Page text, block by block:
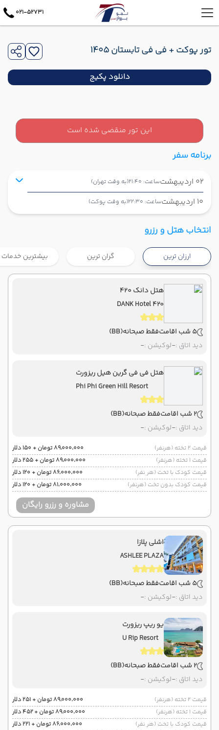
021-52731
تور پوکت + فی فی تابستان 1405
دانلود پکیج
این تور منقضی شده است
برنامه سفر
02 اردیبهشت ساعت: 21:40 (به وقت تهران)
10 اردیبهشت ساعت: 22:30 (به وقت پوکت)
شروع سفر تهران ,
نوع سفر :هواییEconomy ماهان
ساعت حرکت :21:40
07:00
پایان سفر
فرودگاه بین‌المللی پوکت HKT
تهران ,
نوع سفر :هواییEconomy
انتخاب هتل و رزرو
ارزان ترین گران ترین بیشترین خدمات
هتل دانک ۴۲۰
DANK Hotel 420
5 شب اقامت فقط صبحانه(BB)
دید اتاق :-لوکیشن :-
هتل فی فی گرین هیل ریزورت
Phi Phi Green Hill Resort
2 شب اقامت فقط صبحانه(BB)
دید اتاق :-لوکیشن :-
قیمت 2 تخته (هرنفر)
۸۹٬۰۰۰٬۰۰۰ تومان + ۱۵۰ دلار
قیمت 1 تخته (هرنفر)
۸۹٬۰۰۰٬۰۰۰ تومان + ۲۵۵ دلار
قیمت کودک با تخت (هر نفر)
۸۶٬۰۰۰٬۰۰۰ تومان + ۱۲۰ دلار
قیمت کودک بدون تخت (هرنفر)
۸۱٬۰۰۰٬۰۰۰ تومان + ۱۲۰ دلار
مشاوره و رزرو رایگان
اشلی پلازا
ASHLEE PLAZA
5 شب اقامت فقط صبحانه(BB)
دید اتاق :-لوکیشن :-
یو ریپ ریزورت
U Rip Resort
2 شب اقامت فقط صبحانه(BB)
دید اتاق :-لوکیشن :-
قیمت 2 تخته (هرنفر)
۸۹٬۰۰۰٬۰۰۰ تومان + ۲۵۱ دلار
قیمت 1 تخته (هرنفر)
۸۹٬۰۰۰٬۰۰۰ تومان + ۴۵۲ دلار
قیمت کودک با تخت (هر نفر)
۸۶٬۰۰۰٬۰۰۰ تومان + ۲۲۱ دلار